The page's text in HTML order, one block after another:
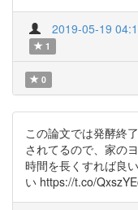
2019-05-19
1
0
この論文では発酵終
されてるので、家の
時間を長くすれば良
い https://t.co/